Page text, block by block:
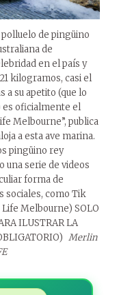
de pingüino
de
en el país y
kilogramos, casi el
a su apetito (que lo
es oficialmente el
Melbourne”, publica
a esta ave marina.
pingüino rey
una serie de videos
forma de
sociales, como Tik
Melbourne) SOLO
ILUSTRAR LA
Merlin